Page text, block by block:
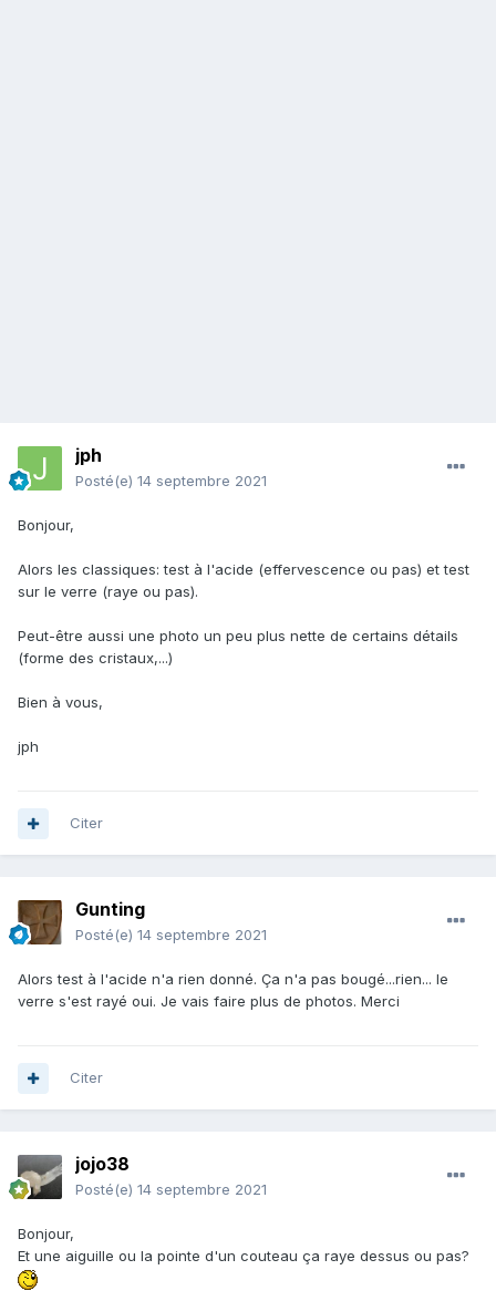
jph
Posté(e) 14 septembre 2021
Bonjour,
Alors les classiques: test à l'acide (effervescence ou pas) et test
sur le verre (raye ou pas).
Peut-être aussi une photo un peu plus nette de certains détails
(forme des cristaux,...)
Bien à vous,
jph
Citer
Gunting
Posté(e) 14 septembre 2021
Alors test à l'acide n'a rien donné. Ça n'a pas bougé...rien... le
verre s'est rayé oui. Je vais faire plus de photos. Merci
Citer
jojo38
Posté(e) 14 septembre 2021
Bonjour,
Et une aiguille ou la pointe d'un couteau ça raye dessus ou pas?